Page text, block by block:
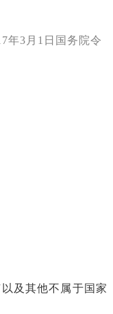
年3月1日国务院令
及其他不属于国家